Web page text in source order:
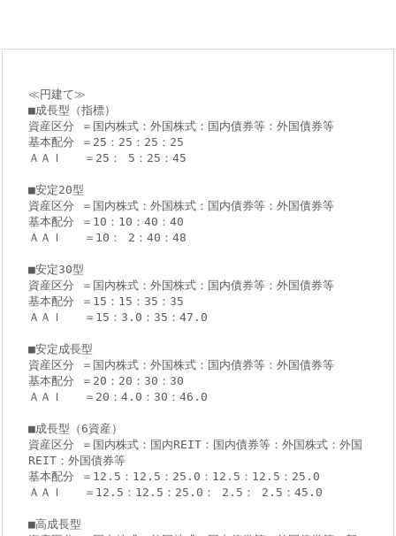
≪円建て≫
■成長型（指標）
資産区分 ＝国内株式：外国株式：国内債券等：外国債券等
基本配分 ＝25：25：25：25
ＡＡＩ   ＝25： 5：25：45
■安定20型
資産区分 ＝国内株式：外国株式：国内債券等：外国債券等
基本配分 ＝10：10：40：40
ＡＡＩ   ＝10： 2：40：48
■安定30型
資産区分 ＝国内株式：外国株式：国内債券等：外国債券等
基本配分 ＝15：15：35：35
ＡＡＩ   ＝15：3.0：35：47.0
■安定成長型
資産区分 ＝国内株式：外国株式：国内債券等：外国債券等
基本配分 ＝20：20：30：30
ＡＡＩ   ＝20：4.0：30：46.0
■成長型（6資産）
資産区分 ＝国内株式：国内REIT：国内債券等：外国株式：外国
REIT：外国債券等
基本配分 ＝12.5：12.5：25.0：12.5：12.5：25.0
ＡＡＩ   ＝12.5：12.5：25.0： 2.5： 2.5：45.0
■高成長型